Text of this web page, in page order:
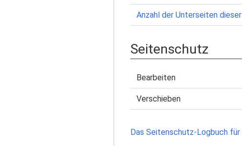
Anzahl der Unterseiten
Seitenschutz
Bearbeiten
Verschieben
Das Seitenschutz-Logbuch für